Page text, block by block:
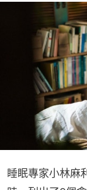
睡眠專家小林麻